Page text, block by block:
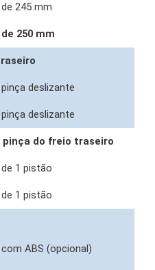
de 245 mm
de 250 mm
pinça deslizante
pinça deslizante
do freio traseiro
de 1 pistão
de 1 pistão
com ABS (opcional)